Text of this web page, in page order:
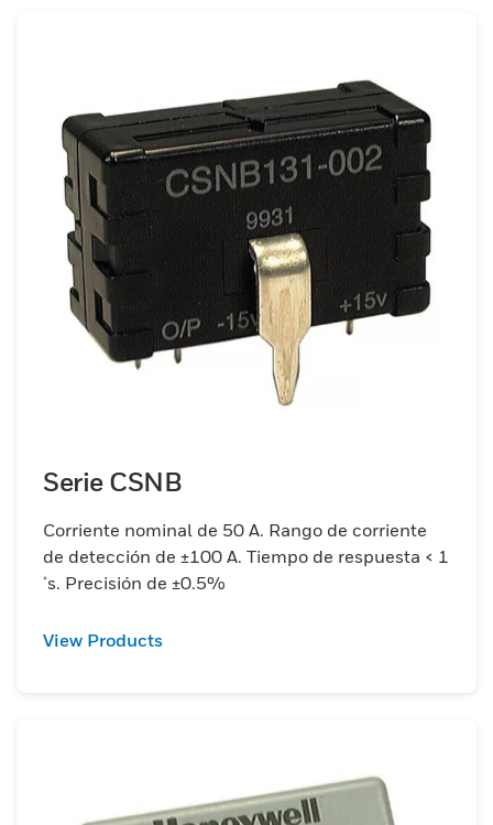
Serie CSNB
Corriente nominal de 50 A. Rango de corriente
de detección de ±100 A. Tiempo de respuesta < 1
μs. Precisión de ±0.5%
View Products